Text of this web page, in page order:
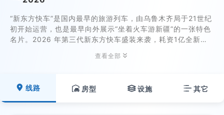
“新东方快车”是国内最早的旅游列车，由乌鲁木齐局于21世纪
初开始运营，也是最早向外展示“坐着火车游新疆”的一张特色
名片。2026 年第三代新东方快车盛装来袭，耗资1亿全新改
多样化需求！车体升级，服务升级，品质升级！疆内列车运
查看全部 
 线路  房型 设施  其它